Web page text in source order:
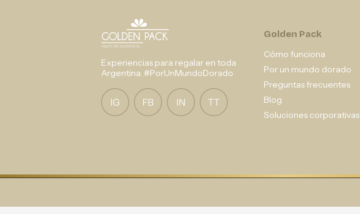
Experiencias para regalar en toda
Argentina. #PorUnMundoDorado
Golden Pack
Cómo funciona
Por un mundo dorado
Preguntas frecuentes
Blog
Soluciones corporativas